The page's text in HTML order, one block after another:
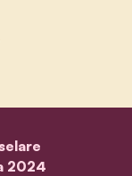
2024
ondernemen telt